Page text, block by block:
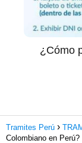
¿Cómo
Tramites Perú
Colombiano en Perú?